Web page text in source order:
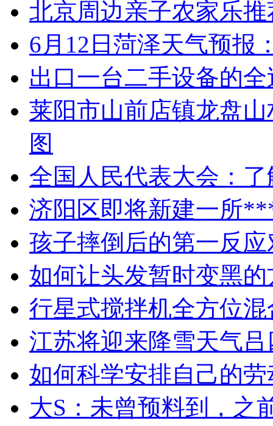
北京周边亲子农家乐
6月12日菏泽天气预报
出口一台二手设备的
莱阳市山前店镇龙盘
图
全国人民代表大会：
济阳区即将新建一所
孩子摔倒后的第一反
如何让头发暂时变黑的
行星式搅拌机全方位
江苏将迎来降雪天气
如何科学安排自己的
大S：未曾预料到，之